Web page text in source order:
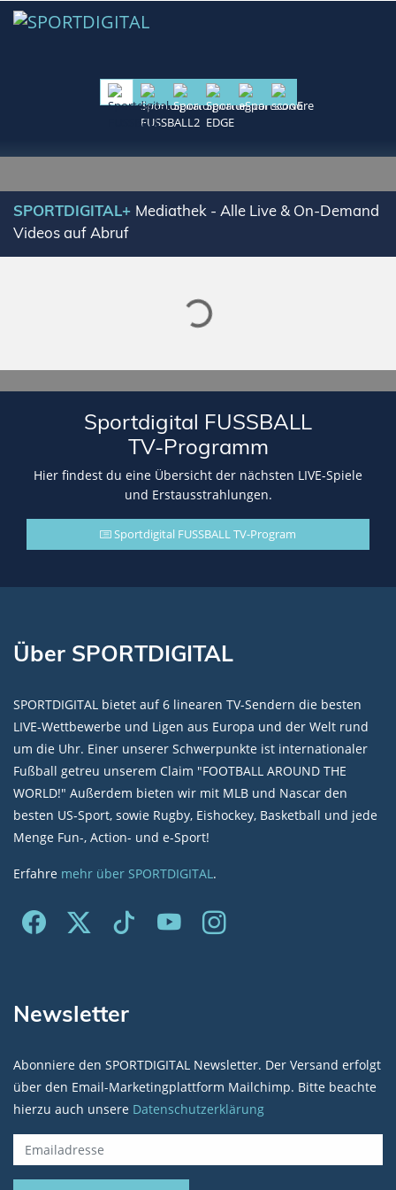
SPORTDIGITAL+ Mediathek - Alle Live & On-Demand
Videos auf Abruf
Lade SPORTDIGITAL+ Mediathek
Sportdigital FUSSBALL
TV-Programm
Hier findest du eine Übersicht der nächsten LIVE-Spiele
und Erstausstrahlungen.
Sportdigital FUSSBALL TV-Program
Über SPORTDIGITAL
SPORTDIGITAL bietet auf 6 linearen TV-Sendern die besten
LIVE-Wettbewerbe und Ligen aus Europa und der Welt rund
um die Uhr. Einer unserer Schwerpunkte ist internationaler
Fußball getreu unserem Claim "FOOTBALL AROUND THE
WORLD!" Außerdem bieten wir mit MLB und Nascar den
besten US-Sport, sowie Rugby, Eishockey, Basketball und jede
Menge Fun-, Action- und e-Sport!
Erfahre mehr über SPORTDIGITAL.
Newsletter
Abonniere den SPORTDIGITAL Newsletter. Der Versand erfolgt
über den Email-Marketingplattform Mailchimp. Bitte beachte
hierzu auch unsere Datenschutzerklärung